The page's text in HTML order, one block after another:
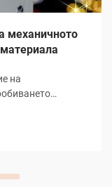
механичното
на